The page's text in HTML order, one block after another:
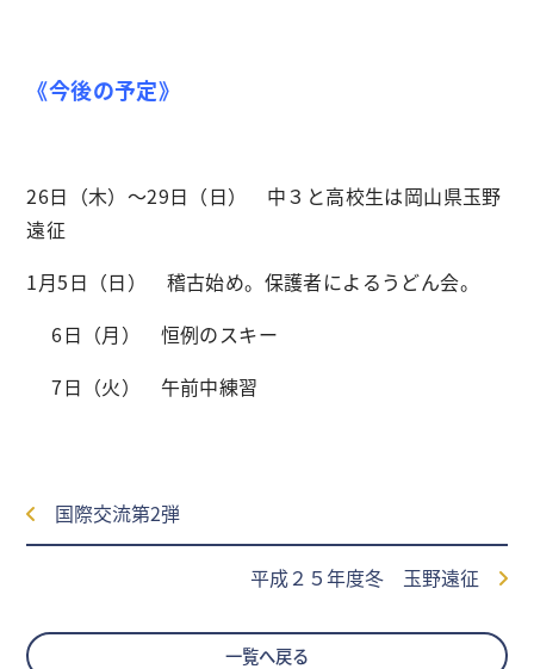
《今後の予定》
26日（木）～29日（日） 中３と高校生は岡山県玉野
遠征
1月5日（日） 稽古始め。保護者によるうどん会。
6日（月） 恒例のスキー
7日（火） 午前中練習
国際交流第2弾
平成２５年度冬 玉野遠征
一覧へ戻る